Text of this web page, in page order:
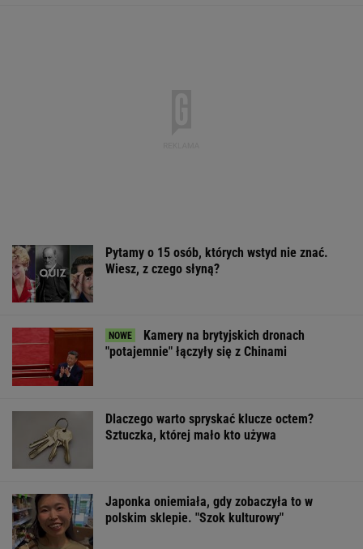
Pytamy o 15 osób, których wstyd nie znać.
Wiesz, z czego słyną?
Kamery na brytyjskich dronach
"potajemnie" łączyły się z Chinami
Dlaczego warto spryskać klucze octem?
Sztuczka, której mało kto używa
Japonka oniemiała, gdy zobaczyła to w
polskim sklepie. "Szok kulturowy"